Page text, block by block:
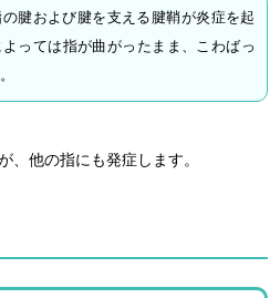
腱および腱を支える腱鞘が炎症を起
よっては指が曲がったまま、こわばっ
、他の指にも発症します。